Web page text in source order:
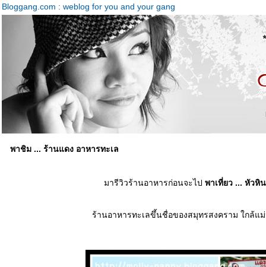
Bloggang.com : weblog for you and your gang
พาชิม ... ร้านแดง อาหารทะเล
มารีวิวร้านอาหารก่อนจะไป พาเที่ยว ... หัวหิ
ร้านอาหารทะเลขึ้นชื่อของสมุทรสงคราม ใกล้แ